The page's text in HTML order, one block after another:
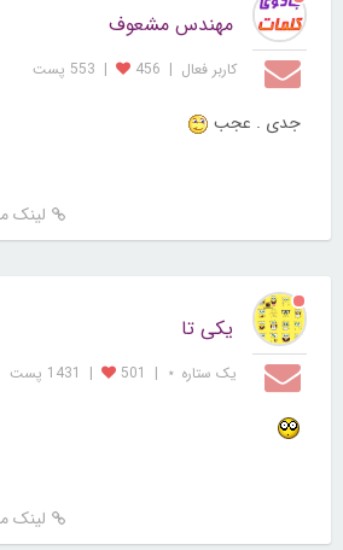
مهندس مشعوف
کاربر فعال |
456
| 553 پست
جدی . عجب
لینک
یکی تا
یک ستاره ⋆ |
501
| 1431 پست
لینک